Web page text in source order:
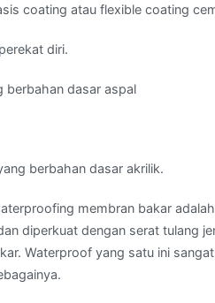
coating atau flexible coating
diri.
berbahan dasar aspal
berbahan dasar akrilik.
membran bakar
diperkuat dengan serat tulang
Waterproof yang satu ini